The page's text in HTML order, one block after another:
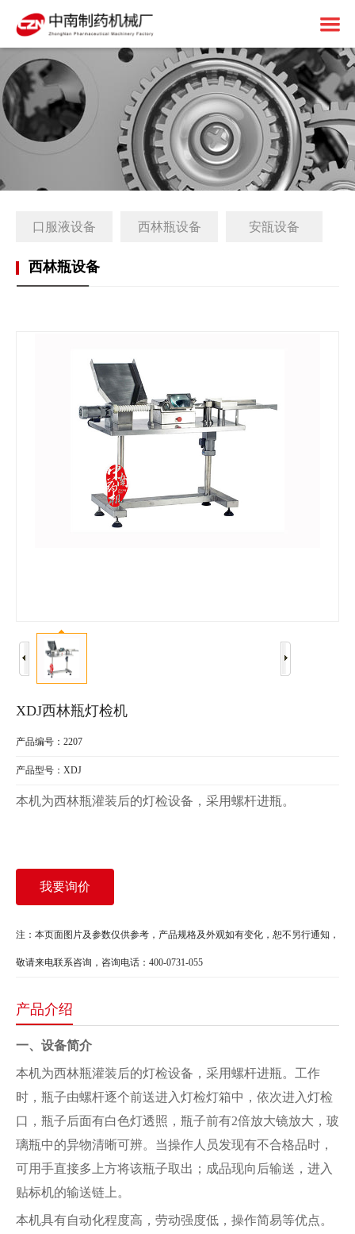
首页
关于中南
中南简介
免责申明
制药设备
液体制剂设备
后段包装设备
前处理设备
工厂简介
1+X证书
1+X设备方案
解决方案
客户案例
新闻中心
口服液设备 西林瓶设备 安瓿设备
西林瓶设备
XDJ西林瓶灯检机
产品编号：2207
产品型号：XDJ
本机为西林瓶灌装后的灯检设备，采用螺杆进瓶。
我要询价
注：本页面图片及参数仅供参考，产品规格及外观如有变化，恕不另行通知，
敬请来电联系咨询，咨询电话：400-0731-055
产品介绍
一、设备简介
本机为西林瓶灌装后的灯检设备，采用螺杆进瓶。工作
时，瓶子由螺杆逐个前送进入灯检灯箱中，依次进入灯检
口，瓶子后面有白色灯透照，瓶子前有2倍放大镜放大，玻
璃瓶中的异物清晰可辨。当操作人员发现有不合格品时，
可用手直接多上方将该瓶子取出；成品现向后输送，进入
贴标机的输送链上。
本机具有自动化程度高，劳动强度低，操作简易等优点。